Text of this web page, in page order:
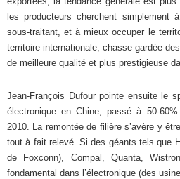
les producteurs cherchent simplement
sous-traitant, et à mieux occuper le
territoire internationale, chasse gardée
de meilleure qualité et plus prestigieuse
Jean-François Dufour pointe ensuite le
électronique en Chine, passé à 50-
2010. La remontée de filière s’avère y
tout à fait relevé. Si des géants tels que
de Foxconn), Compal, Quanta,
fondamental dans l’électronique (des